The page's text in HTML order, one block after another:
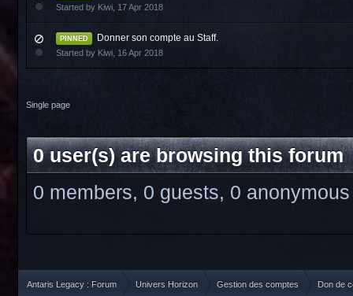
Started by Kiwi 17 Apr 2018
PINNED Donner son compte au Staff.
Started by Kiwi 16 Apr 2018
Single page
0 user(s) are browsing this forum
0 members, 0 guests, 0
Antaris Legacy : Forum Univers Horizon Gestion des comptes Don de